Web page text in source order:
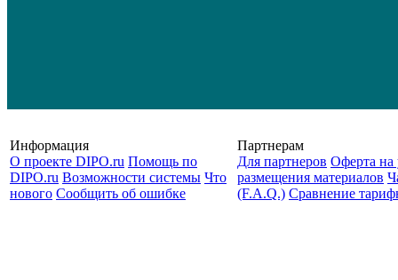
Информация
О проекте DIPO.ru Помощь по
DIPO.ru Возможности системы Что
нового Сообщить об ошибке
Партнерам
Для партнеров Оферта на
размещения материалов
(F.A.Q.) Cравнение